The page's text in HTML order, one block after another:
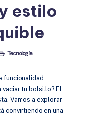
estilo
Tecnología
funcionalidad
vaciar tu bolsillo? El
Vamos a explorar
convirtiendo en una